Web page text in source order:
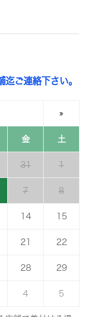
ご連絡下さい。
»
金 土
31 1
7 8
14 15
21 22
28 29
4 5